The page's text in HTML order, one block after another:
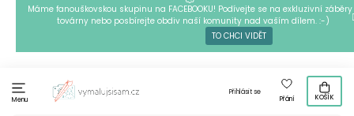
Přejít
obsah
Máme fanouškovskou skupinu na FACEBOOKU! Podívejte se na exkluzivní záběry
továrny nebo posbírejte obdiv naší komunity nad vaším dílem. :-)
TO CHCI VIDĚT
Menu
Přihlásit se
Přání
KOŠÍK